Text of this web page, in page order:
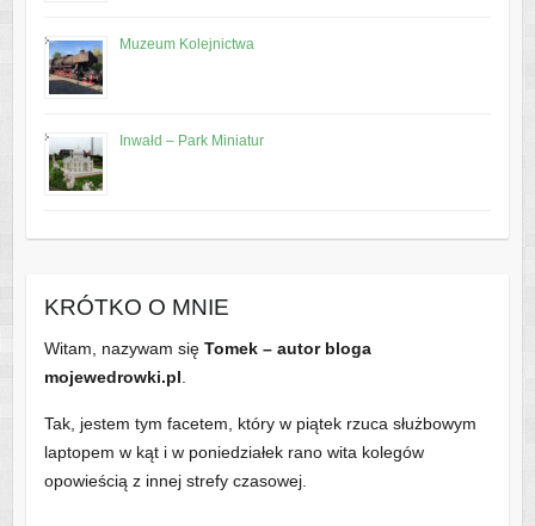
Muzeum Kolejnictwa
Inwałd – Park Miniatur
KRÓTKO O MNIE
Witam, nazywam się Tomek – autor bloga
mojewedrowki.pl.
Tak, jestem tym facetem, który w piątek rzuca służbowym
laptopem w kąt i w poniedziałek rano wita kolegów
opowieścią z innej strefy czasowej.